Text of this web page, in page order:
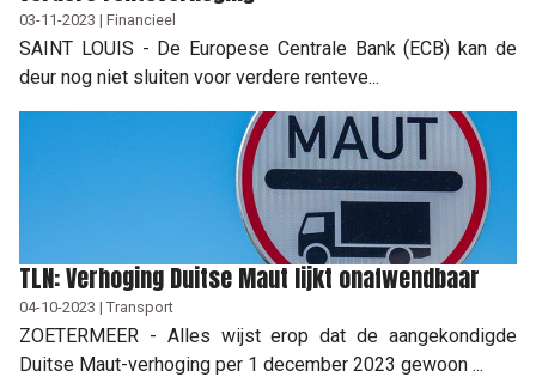
03-11-2023 | Financieel
SAINT LOUIS - De Europese Centrale Bank (ECB) kan de
deur nog niet sluiten voor verdere renteve...
TLN: Verhoging Duitse Maut lijkt onafwendbaar
04-10-2023 | Transport
ZOETERMEER - Alles wijst erop dat de aangekondigde
Duitse Maut-verhoging per 1 december 2023 gewoon ...